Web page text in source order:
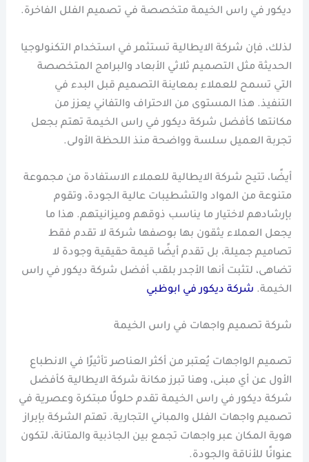
ديكور في راس الخيمة متخصصة في تصميم الفلل الفاخرة.
لذلك، فإن شركة الايطالية تستثمر في استخدام التكنولوجيا
الحديثة مثل التصميم ثلاثي الأبعاد والبرامج المتخصصة
التي تسمح للعملاء بمعاينة التصميم قبل البدء في
التنفيذ. هذا المستوى من الاحتراف والتفاني يعزز من
مكانتها كأفضل شركة ديكور في راس الخيمة تهتم بجعل
تجربة العميل سلسة وواضحة منذ اللحظة الأولى.
أيضًا، تتيح شركة الايطالية للعملاء الاستفادة من مجموعة
متنوعة من المواد والتشطيبات عالية الجودة، وتقوم
بإرشادهم لاختيار ما يناسب ذوقهم وميزانيتهم. هذا ما
يجعل العملاء يثقون بها بوصفها شركة لا تقدم فقط
تصاميم جميلة، بل تقدم أيضًا قيمة حقيقية وجودة لا
تضاهى، لتثبت أنها الأجدر بلقب أفضل شركة ديكور في راس
الخيمة. شركة ديكور في ابوظبي
شركة تصميم واجهات في راس الخيمة
تصميم الواجهات يُعتبر من أكثر العناصر تأثيرًا في الانطباع
الأول عن أي مبنى، وهنا تبرز مكانة شركة الايطالية كأفضل
شركة ديكور في راس الخيمة تقدم حلولًا مبتكرة وعصرية في
تصميم واجهات الفلل والمباني التجارية. تهتم الشركة بإبراز
هوية المكان عبر واجهات تجمع بين الجاذبية والمتانة، لتكون
عنوانًا للأناقة والجودة.